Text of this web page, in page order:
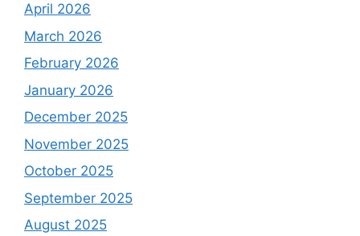
April 2026
March 2026
February 2026
January 2026
December 2025
November 2025
October 2025
September 2025
August 2025